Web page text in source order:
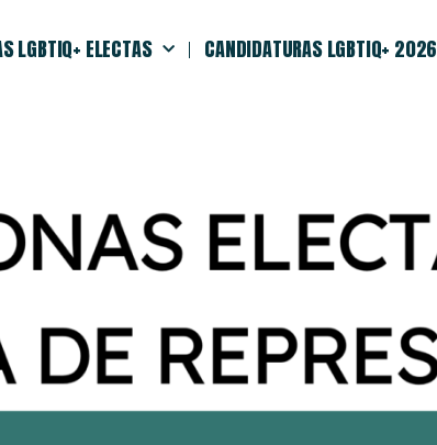
LGBTIQ+ ELECTAS CANDIDATURAS LGBTIQ+ 2026